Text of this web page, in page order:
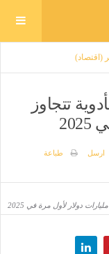
(اقتصاد)
تتجاوز
ارسل طباعة